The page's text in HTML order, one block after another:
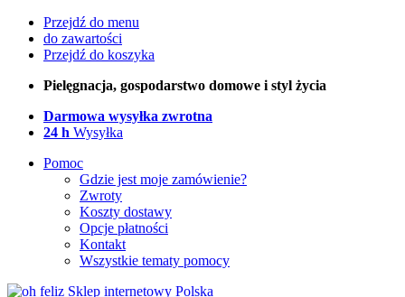
Przejdź do menu
do zawartości
Przejdź do koszyka
Pielęgnacja, gospodarstwo domowe i styl życia
Darmowa wysyłka zwrotna
24 h Wysyłka
Pomoc
Gdzie jest moje zamówienie?
Zwroty
Koszty dostawy
Opcje płatności
Kontakt
Wszystkie tematy pomocy